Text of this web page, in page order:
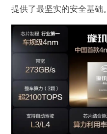
提供了最坚实的安全基础。